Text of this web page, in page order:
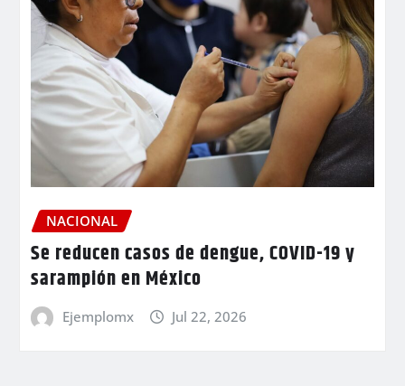
NACIONAL
Se reducen casos de dengue, COVID-19 y
sarampión en México
Ejemplomx Jul 22, 2026